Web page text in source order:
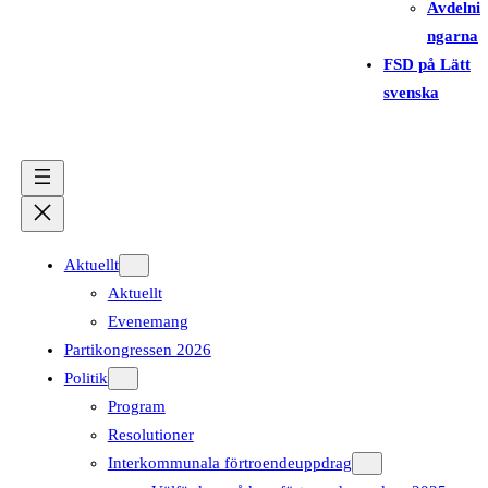
Avdelni
ngarna
FSD på Lätt
svenska
Aktuellt
Aktuellt
Evenemang
Partikongressen 2026
Politik
Program
Resolutioner
Interkommunala förtroendeuppdrag